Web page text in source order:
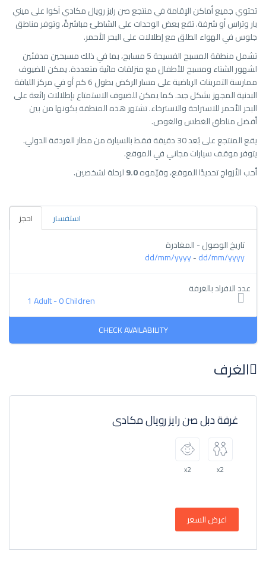
تحتوي جميع أماكن الإقامة في منتجع صن رايز رويال مكادي آكوا على ميني
بار وتراس أو شرفة. تقع بعض الوحدات على الشاطئ مباشرةً، وتوفر مناطق
جلوس في الهواء الطلق مع إطلالات على البحر الأحمر.
تشمل منطقة المسبح الفسيحة 5 مسابح، بما في ذلك مسبحين مدفئين
لشهور الشتاء ومسبح للأطفال مع منزلقات مائية متعددة. يمكن للضيوف
ممارسة التمرينات الرياضية على مسار الركض بطول 6 كم أو في مركز اللياقة
البدنية المجهز بشكل جيد. كما يمكن للضيوف الاستمتاع بإطلالات رائعة على
البحر الأحمر للاستراحة والاسترخاء. تشتهر هذه المنطقة بكونها من بين
أفضل مناطق الغطس والغوص.
يقع المنتجع على بُعد 30 دقيقة فقط بالسيارة من مطار الغردقة الدولي.
يتوفر موقف سيارات مجاني في الموقع.
أحب الأزواج تحديدًا الموقع، وقيّموه9.0لرحلة لشخصين.
احجز استفسار
تاريخ الوصول - المغادرة
dd/mm/yyyy
-
dd/mm/yyyy
عدد الافراد بالغرفة
1 Adult-0 Children
الغرف
غرفة دبل صن رايز رويال مكادى
x2
x2
اعرض السعر